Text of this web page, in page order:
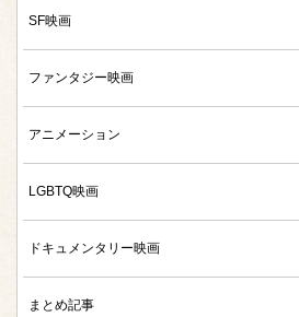
SF映画
ファンタジー映画
アニメーション
LGBTQ映画
ドキュメンタリー映画
まとめ記事